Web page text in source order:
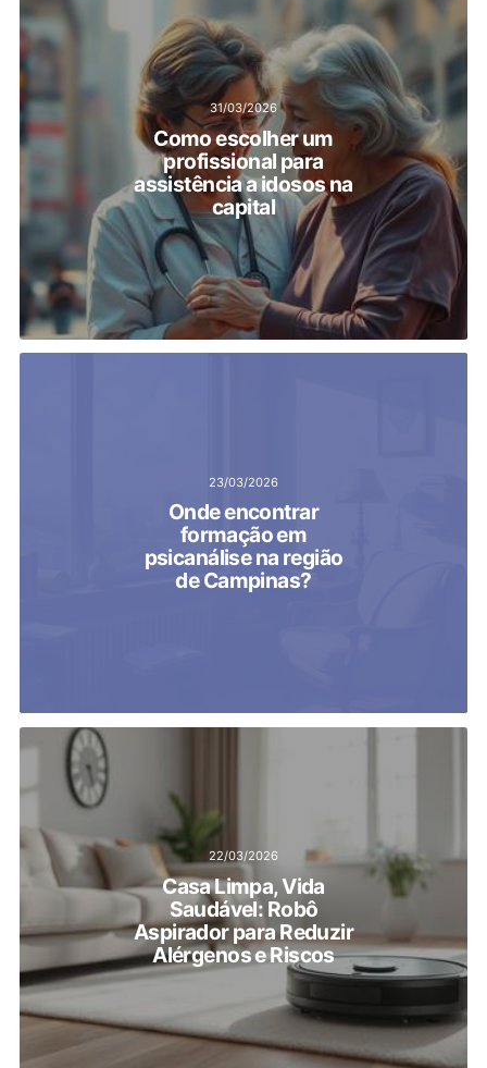
31/03/2026
Como escolher um
profissional para
assistência a idosos na
capital
23/03/2026
Onde encontrar
formação em
psicanálise na região
de Campinas?
22/03/2026
Casa Limpa, Vida
Saudável: Robô
Aspirador para Reduzir
Alérgenos e Riscos